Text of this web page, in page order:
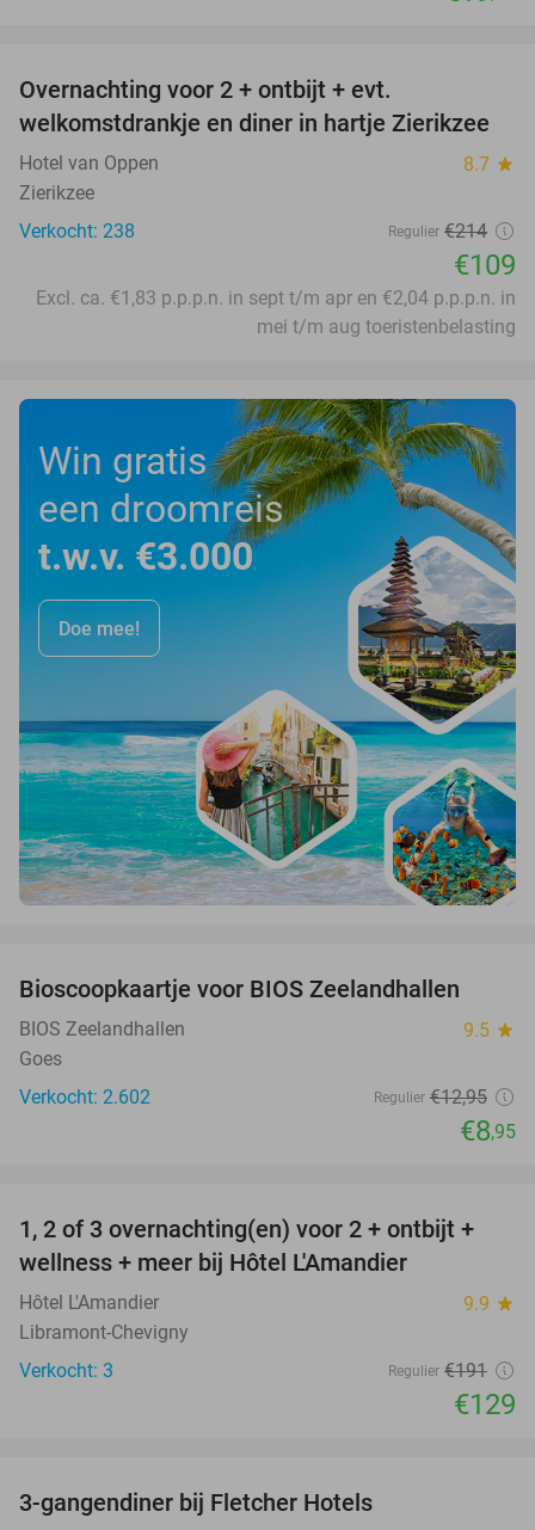
Overnachting voor 2 + ontbijt + evt.
welkomstdrankje en diner in hartje Zierikzee
Hotel van Oppen 8.7 star
Zierikzee
Verkocht: 238
Regulier €214
€109
Excl. ca. €1,83 p.p.p.n. in sept t/m apr en €2,04 p.p.p.n. in
mei t/m aug toeristenbelasting
Win gratis
een droomreis
t.w.v. €3.000
Doe mee!
Bioscoopkaartje voor BIOS Zeelandhallen
BIOS Zeelandhallen 9.5 star
Goes
Verkocht: 2.602
Regulier €12,95
€8,95
32%
TODAY
1, 2 of 3 overnachting(en) voor 2 + ontbijt +
wellness + meer bij Hôtel L'Amandier
Hôtel L'Amandier 9.9 star
Libramont-Chevigny
Verkocht: 3
Regulier €191
€129
3-gangendiner bij Fletcher Hotels